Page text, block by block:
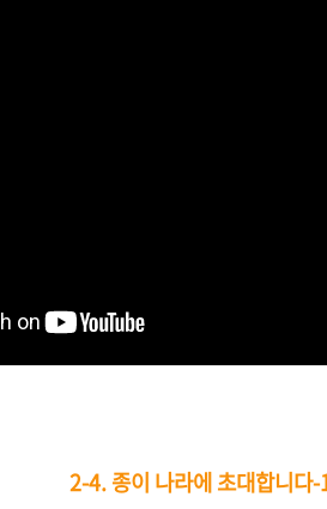
2-4.종이 나라에 초대합니다-